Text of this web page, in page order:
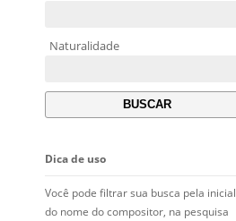
Naturalidade
Dica de uso
Você pode filtrar sua busca pela inicial
do nome do compositor, na pesquisa